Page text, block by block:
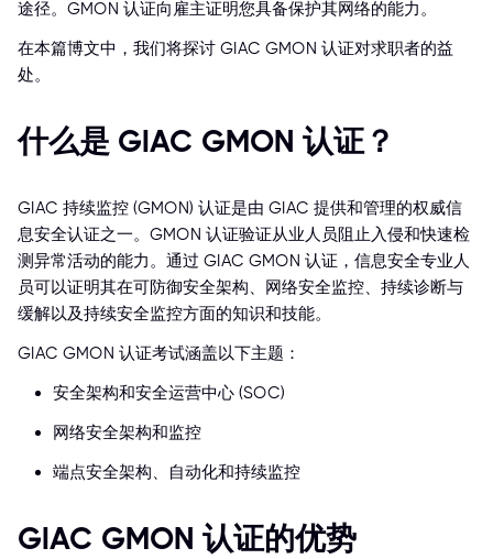
途径。GMON 认证向雇主证明您具备保护其网络的能力。
在本篇博文中，我们将探讨 GIAC GMON 认证对求职者的益
处。
什么是 GIAC GMON 认证？
GIAC 持续监控 (GMON) 认证是由 GIAC 提供和管理的权威信
息安全认证之一。GMON 认证验证从业人员阻止入侵和快速检
测异常活动的能力。通过 GIAC GMON 认证，信息安全专业人
员可以证明其在可防御安全架构、网络安全监控、持续诊断与
缓解以及持续安全监控方面的知识和技能。
GIAC GMON 认证考试涵盖以下主题：
安全架构和安全运营中心 (SOC)
网络安全架构和监控
端点安全架构、自动化和持续监控
GIAC GMON 认证的优势